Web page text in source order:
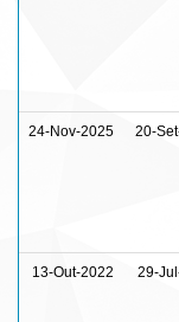
24-Nov-2025 20-
13-Out-2022 29-